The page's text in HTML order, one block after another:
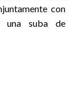
con
una suba de